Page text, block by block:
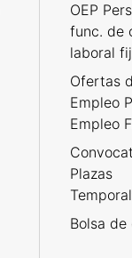
OEP
func. de
laboral
Ofertas
Empleo
Empleo
Plazas
Bolsa de